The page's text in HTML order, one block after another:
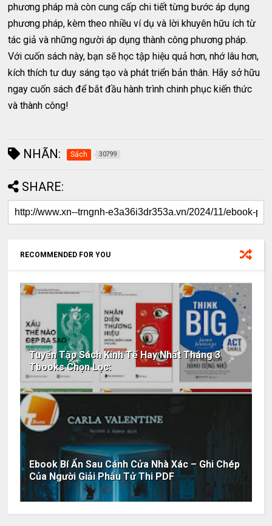
phương pháp mà còn cung cấp chi tiết từng bước áp dụng
phương pháp, kèm theo nhiều ví dụ và lời khuyên hữu ích từ
tác giả và những người áp dụng thành công phương pháp.
Với cuốn sách này, bạn sẽ học tập hiệu quả hơn, nhớ lâu hơn,
kích thích tư duy sáng tạo và phát triển bản thân. Hãy sở hữu
ngay cuốn sách để bắt đầu hành trình chinh phục kiến thức
và thành công!
NHÃN: Sách 30799
SHARE:
RECOMMENDED FOR YOU
Tuyển Tập Sách Kinh Tế Hay Nhất Tháng 3
Tbooks Chọn Lọc:
Ebook Bí Ẩn Sau Cánh Cửa Nhà Xác – Ghi Chép
Của Người Giải Phẫu Tử Thi PDF